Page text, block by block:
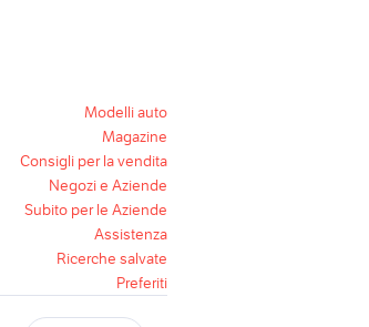
Modelli auto
Magazine
Consigli per la vendita
Negozi e Aziende
Subito per le Aziende
Assistenza
Ricerche salvate
Preferiti